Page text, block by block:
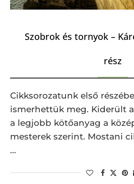
Szobrok és tornyok –
rész
Cikksorozatunk első
ismerhettük meg. Kiderült
a legjobb kötőanyag a
mesterek szerint. Mostani
…